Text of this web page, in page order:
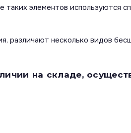
таких элементов используются
различают несколько видов
на складе,